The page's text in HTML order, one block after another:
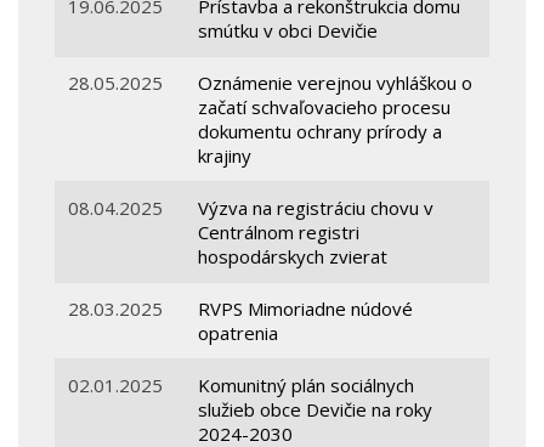
19.06.2025
Prístavba a rekonštrukcia domu
smútku v obci Devičie
28.05.2025
Oznámenie verejnou vyhláškou o
začatí schvaľovacieho procesu
dokumentu ochrany prírody a
krajiny
08.04.2025
Výzva na registráciu chovu v
Centrálnom registri
hospodárskych zvierat
28.03.2025
RVPS Mimoriadne núdové
opatrenia
02.01.2025
Komunitný plán sociálnych
služieb obce Devičie na roky
2024-2030